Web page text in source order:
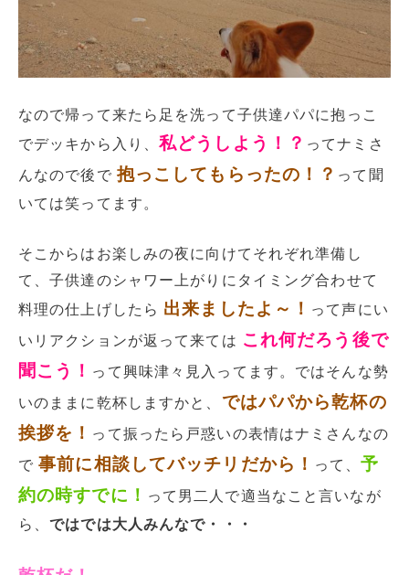
なので帰って来たら足を洗って子供達パパに抱っこ
でデッキから入り、私どうしよう！？ ってナミさ
んなので後で 抱っこしてもらったの！？ って聞
いては笑ってます。
そこからはお楽しみの夜に向けてそれぞれ準備し
て、子供達のシャワー上がりにタイミング合わせて
料理の仕上げしたら 出来ましたよ～！ って声にい
いリアクションが返って来ては これ何だろう後で
聞こう！ って興味津々見入ってます。ではそんな勢
いのままに乾杯しますかと、 ではパパから乾杯の
挨拶を！ って振ったら戸惑いの表情はナミさんなの
で事前に相談してバッチリだから！ って、予
約の時すでに！ って男二人で適当なこと言いなが
ら、ではでは大人みんなで・・・